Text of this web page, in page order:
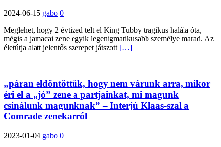
2024-06-15 gabo 0
Meglehet, hogy 2 évtized telt el King Tubby tragikus halála óta,
mégis a jamacai zene egyik legenigmatikusabb személye marad. Az
életútja alatt jelentős szerepet játszott […]
„páran eldöntöttük, hogy nem várunk arra, mikor
éri el a „jó” zene a partjainkat, mi magunk
csinálunk magunknak” – Interjú Klaas-szal a
Comrade zenekarról
2023-01-04 gabo 0